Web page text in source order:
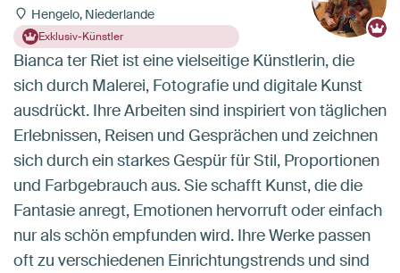
Hengelo, Niederlande
Exklusiv-Künstler
Bianca ter Riet ist eine vielseitige Künstlerin, die
sich durch Malerei, Fotografie und digitale Kunst
ausdrückt. Ihre Arbeiten sind inspiriert von täglichen
Erlebnissen, Reisen und Gesprächen und zeichnen
sich durch ein starkes Gespür für Stil, Proportionen
und Farbgebrauch aus. Sie schafft Kunst, die die
Fantasie anregt, Emotionen hervorruft oder einfach
nur als schön empfunden wird. Ihre Werke passen
oft zu verschiedenen Einrichtungstrends und sind